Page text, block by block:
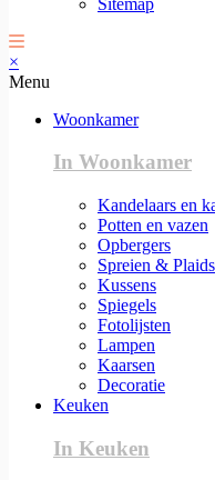
×
Menu
Woonkamer
In Woonkamer
Kandelaars en
Potten en vazen
Opbergers
Spreien & Plaids
Kussens
Spiegels
Fotolijsten
Lampen
Kaarsen
Decoratie
Keuken
In Keuken